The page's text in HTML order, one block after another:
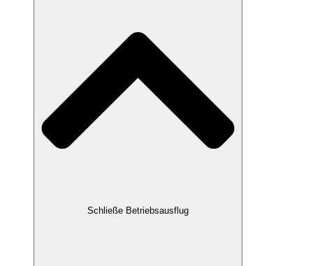
Schließe Betriebsausflug